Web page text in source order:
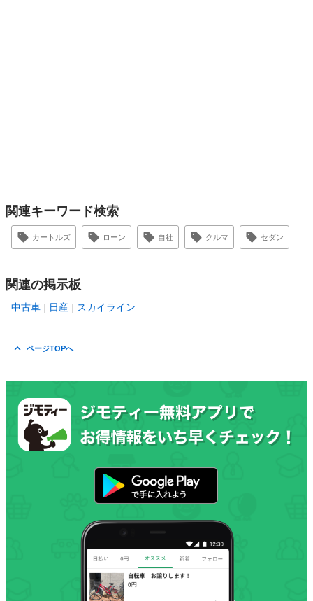
関連キーワード検索
カートルズ ローン 自社 クルマ セダン
関連の掲示板
中古車 日産 スカイライン
ページTOPへ